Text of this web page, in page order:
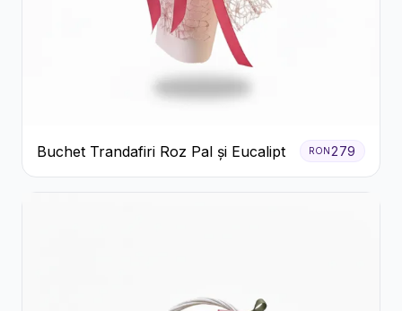
Buchet Trandafiri Roz Pal și Eucalipt RON 279